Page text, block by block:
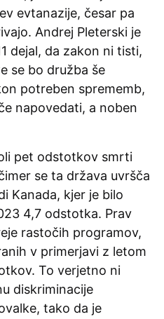
evtanazije, česar pa
Andrej Pleterski je
dejal, da zakon ni tisti,
se bo družba še
potreben sprememb,
napovedati, a noben
pet odstotkov smrti
se ta država uvršča
Kanada, kjer je bilo
4,7 odstotka. Prav
rastočih programov,
v primerjavi z letom
To verjetno ni
diskriminacije
tako da je